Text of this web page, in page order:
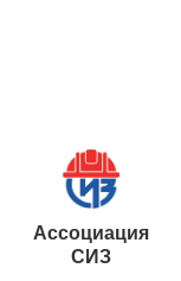
Ассоциация
СИЗ